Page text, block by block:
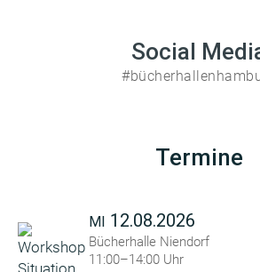
Social
Termine
MI 12.08.2026
Bücherhalle Niendorf
11:00–14:00 Uhr